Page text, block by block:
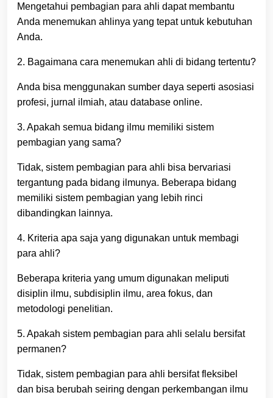
Mengetahui pembagian para ahli dapat membantu
Anda menemukan ahlinya yang tepat untuk kebutuhan
Anda.
2. Bagaimana cara menemukan ahli di bidang tertentu?
Anda bisa menggunakan sumber daya seperti asosiasi
profesi, jurnal ilmiah, atau database online.
3. Apakah semua bidang ilmu memiliki sistem
pembagian yang sama?
Tidak, sistem pembagian para ahli bisa bervariasi
tergantung pada bidang ilmunya. Beberapa bidang
memiliki sistem pembagian yang lebih rinci
dibandingkan lainnya.
4. Kriteria apa saja yang digunakan untuk membagi
para ahli?
Beberapa kriteria yang umum digunakan meliputi
disiplin ilmu, subdisiplin ilmu, area fokus, dan
metodologi penelitian.
5. Apakah sistem pembagian para ahli selalu bersifat
permanen?
Tidak, sistem pembagian para ahli bersifat fleksibel
dan bisa berubah seiring dengan perkembangan ilmu